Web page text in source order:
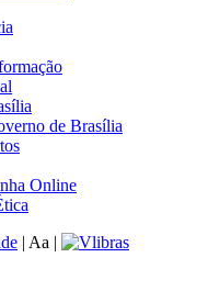
de Brasília
Online
| Aa |